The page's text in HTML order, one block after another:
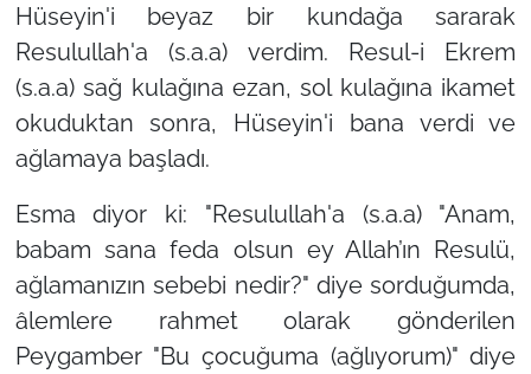
Hüseyin'i beyaz bir kundağa sararak
Resulullah'a (s.a.a) verdim. Resul-i Ekrem
(s.a.a) sağ kulağına ezan, sol kulağına ikamet
okuduktan sonra, Hüseyin'i bana verdi ve
ağlamaya başladı.
Esma diyor ki: "Resulullah'a (s.a.a) "Anam,
babam sana feda olsun ey Allah’ın Resulü,
ağlamanızın sebebi nedir?" diye sorduğumda,
âlemlere rahmet olarak gönderilen
Peygamber "Bu çocuğuma (ağlıyorum)" diye